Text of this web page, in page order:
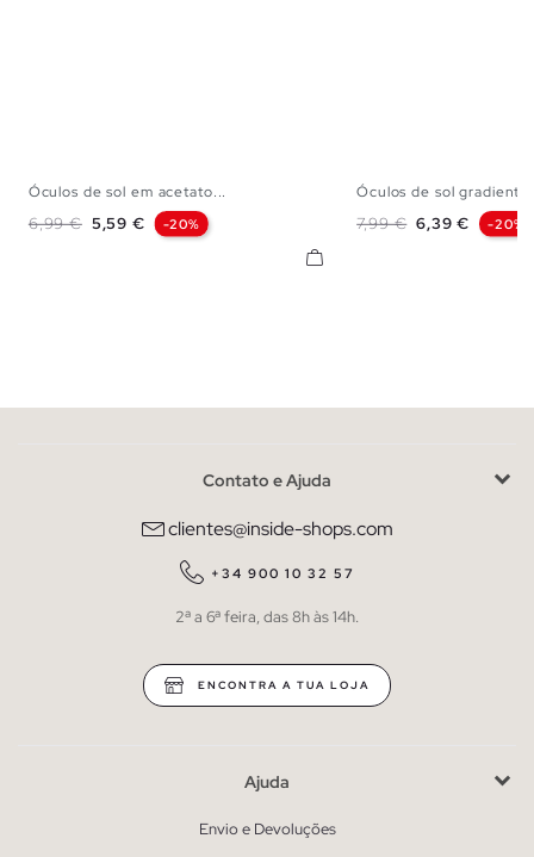
Óculos de sol em acetato...
Preço normal
6,99 € Preço
5,59 € -20%
Óculos de sol
Preço normal
7,99 € Preço
6,39 € -20%
Contato e Ajuda
clientes@inside-shops.com
+34 900 10 32 57
2ª a 6ª feira, das 8h às 14h.
ENCONTRA A TUA LOJA
Ajuda
Envio e Devoluções